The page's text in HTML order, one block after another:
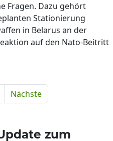
Fragen. Dazu gehört
Stationierung
in Belarus an der
auf den Nato-Beitritt
Nächste
zum